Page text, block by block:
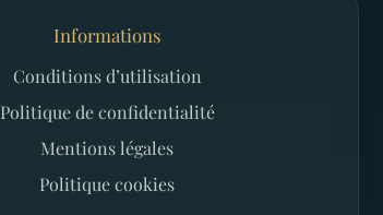
Informations
Conditions d’utilisation
Politique de confidentialité
Mentions légales
Politique cookies